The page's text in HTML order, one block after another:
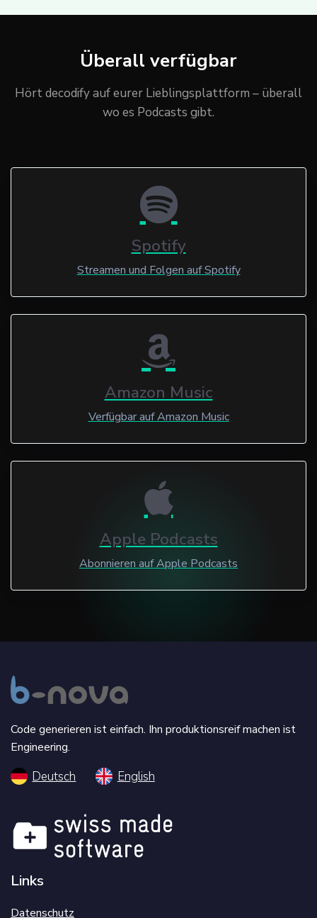
Überall verfügbar
Hört decodify auf eurer Lieblingsplattform – überall
wo es Podcasts gibt.
Spotify
Streamen und Folgen auf Spotify
Amazon Music
Verfügbar auf Amazon Music
Apple Podcasts
Abonnieren auf Apple Podcasts
Code generieren ist einfach. Ihn produktionsreif machen ist
Engineering.
Deutsch English
Links
Datenschutz